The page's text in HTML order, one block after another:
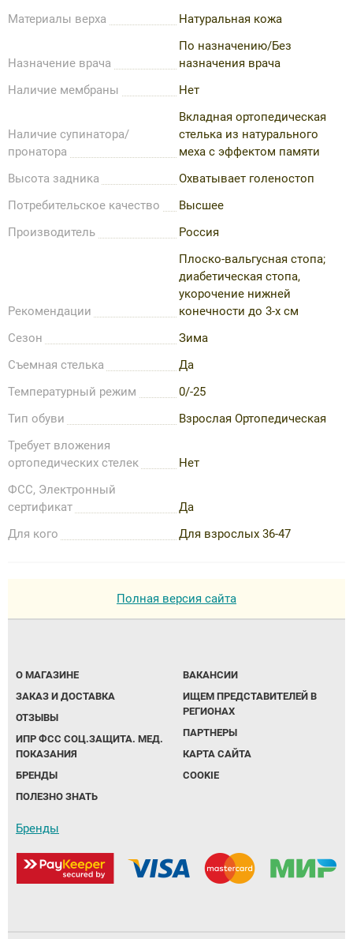
Материалы верха
Натуральная кожа
Назначение врача
По назначению/Без
назначения врача
Наличие мембраны
Нет
Наличие супинатора/
пронатора
Вкладная ортопедическая
стелька из натурального
меха с эффектом памяти
Высота задника
Охватывает голеностоп
Потребительское качество
Высшее
Производитель
Россия
Рекомендации
Плоско-вальгусная стопа;
диабетическая стопа,
укорочение нижней
конечности до 3-х см
Сезон
Зима
Съемная стелька
Да
Температурный режим
0/-25
Тип обуви
Взрослая Ортопедическая
Требует вложения
ортопедических стелек
Нет
ФСС, Электронный
сертификат
Да
Для кого
Для взрослых 36-47
Полная версия сайта
О МАГАЗИНЕ
ЗАКАЗ И ДОСТАВКА
ОТЗЫВЫ
ИПР ФСС СОЦ.ЗАЩИТА. МЕД.
ПОКАЗАНИЯ
БРЕНДЫ
ПОЛЕЗНО ЗНАТЬ
ВАКАНСИИ
ИЩЕМ ПРЕДСТАВИТЕЛЕЙ В
РЕГИОНАХ
ПАРТНЕРЫ
КАРТА САЙТА
COOKIE
Бренды